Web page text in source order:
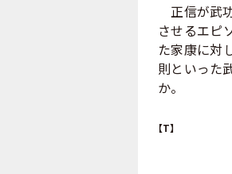
正信が武
させるエピ
た家康に対
則といった
か。
【T】